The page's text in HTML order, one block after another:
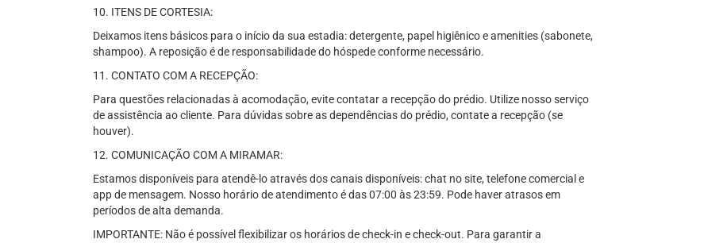
10. ITENS DE CORTESIA:
Deixamos itens básicos para o início da sua estadia: detergente, papel higiênico e amenities (sabonete,
shampoo). A reposição é de responsabilidade do hóspede conforme necessário.
11. CONTATO COM A RECEPÇÃO:
Para questões relacionadas à acomodação, evite contatar a recepção do prédio. Utilize nosso serviço
de assistência ao cliente. Para dúvidas sobre as dependências do prédio, contate a recepção (se
houver).
12. COMUNICAÇÃO COM A MIRAMAR:
Estamos disponíveis para atendê-lo através dos canais disponíveis: chat no site, telefone comercial e
app de mensagem. Nosso horário de atendimento é das 07:00 às 23:59. Pode haver atrasos em
períodos de alta demanda.
IMPORTANTE: Não é possível flexibilizar os horários de check-in e check-out. Para garantir a